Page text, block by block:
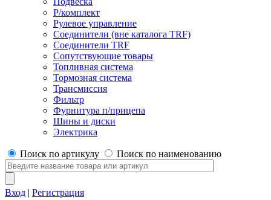
Р/комплект
Рулевое управление
Соединители (вне каталога TRF)
Соединители TRF
Сопутствующие товары
Топливная система
Тормозная система
Трансмиссия
Фильтр
Фурнитура п/прицепа
Шины и диски
Электрика
Поиск по артикулу Поиск по наименованию
Вход | Регистрация